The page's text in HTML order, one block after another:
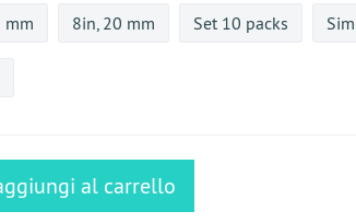
mm 8in, 20 mm Set 10 packs
al carrello